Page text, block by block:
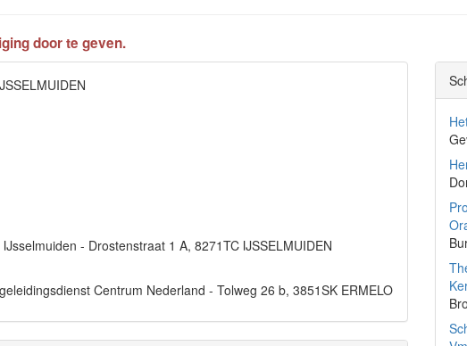
door te geven.
- Drostenstraat 1 A, 8271TC IJSSELMUIDEN
Centrum Nederland - Tolweg 26 b, 3851SK ERMELO